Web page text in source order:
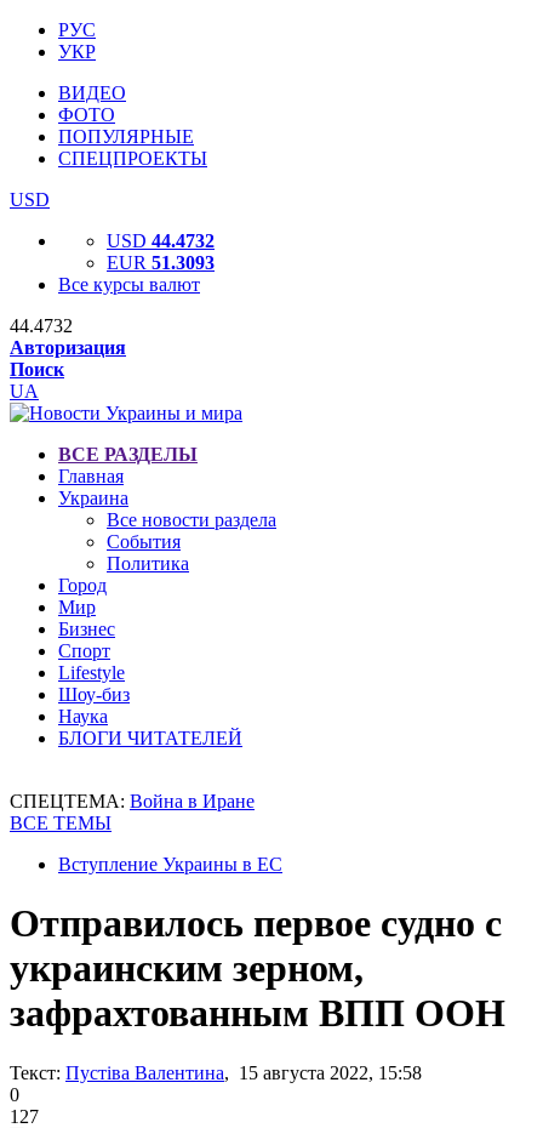
РУС
УКР
ВИДЕО
ФОТО
ПОПУЛЯРНЫЕ
СПЕЦПРОЕКТЫ
USD
USD 44.4732
EUR 51.3093
Все курсы валют
44.4732
Авторизация
Поиск
UA
ВСЕ РАЗДЕЛЫ
Главная
Украина
Все новости раздела
События
Политика
Город
Мир
Бизнес
Спорт
Lifestyle
Шоу-биз
Наука
БЛОГИ ЧИТАТЕЛЕЙ
СПЕЦТЕМА: Война в Иране
ВСЕ ТЕМЫ
Вступление Украины в ЕС
Отправилось первое судно с
украинским зерном,
зафрахтованным ВПП ООН
Текст: Пустіва Валентина, 15 августа 2022, 15:58
0
127